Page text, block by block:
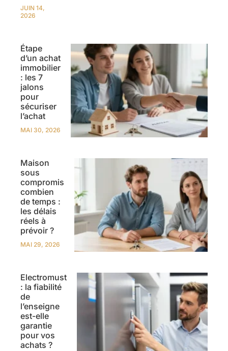
JUIN 14,
2026
Étape
d’un achat
immobilier
: les 7
jalons
pour
sécuriser
l’achat
MAI 30, 2026
Maison
sous
compromis
combien
de temps :
les délais
réels à
prévoir ?
MAI 29, 2026
Electromust
: la fiabilité
de
l’enseigne
est-elle
garantie
pour vos
achats ?